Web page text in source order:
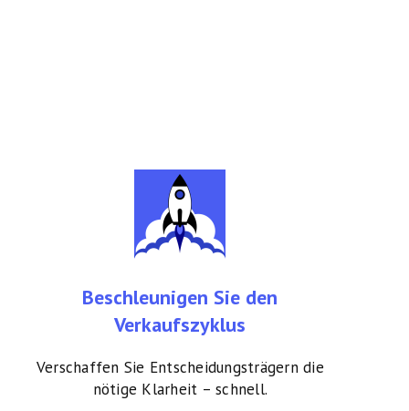
Beschleunigen Sie den
Verkaufszyklus
Verschaffen Sie Entscheidungsträgern die
nötige Klarheit – schnell.